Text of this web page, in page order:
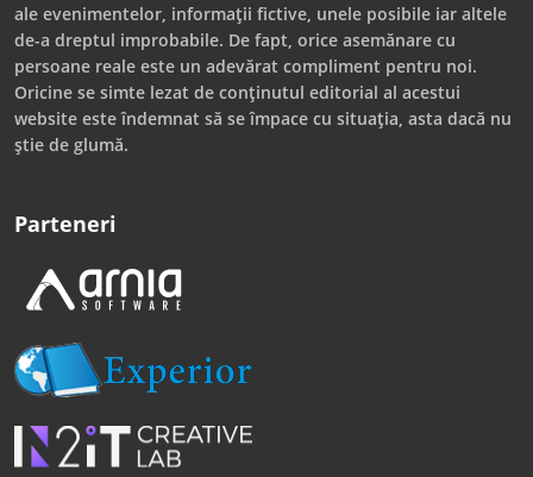
ale evenimentelor, informații fictive, unele posibile iar altele
de-a dreptul improbabile. De fapt, orice asemănare cu
persoane reale este un adevărat compliment pentru noi.
Oricine se simte lezat de conținutul editorial al acestui
website este îndemnat să se împace cu situația, asta dacă nu
știe de glumă.
Parteneri